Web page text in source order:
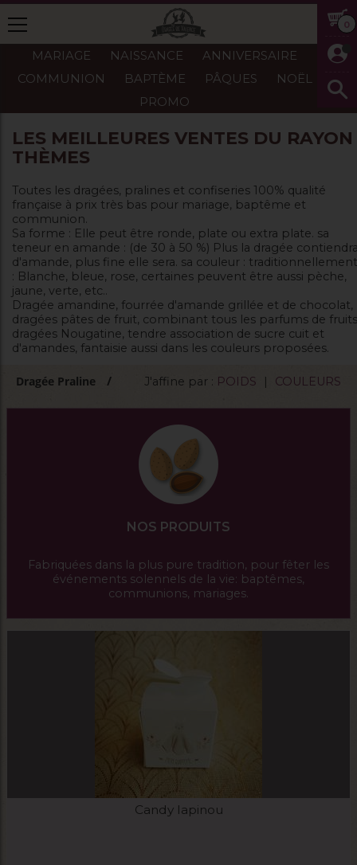
0
MARIAGE NAISSANCE
ANNIVERSAIRE
COMMUNION
BAPTÈME PÂQUES
NOËL
PROMO
LES MEILLEURES VENTES DU RAYON
THÈMES
Toutes les dragées, pralines et confiseries 100% qualité
française à prix très bas pour mariage, baptême et
communion.
Sa forme : Elle peut être ronde, plate ou extra plate. sa
teneur en amande : (de 30 à 50 %) Plus la dragée
d'amande, plus fine elle sera. sa couleur : traditionnellement
: Blanche, bleue, rose, certaines peuvent être aussi pèche,
jaune, verte, etc..
Dragée amandine, fourrée d'amande grillée et de chocolat,
dragées pâtes de fruit, combinant tous les parfums de
dragées Nougatine, tendre association de sucre cuit et
d'amandes, fantaisie aussi dans les couleurs proposées.
Dragée Praline J'affine par : POIDS | COULEURS
NOS PRODUITS
Fabriquées dans la plus pure tradition, pour fêter les
événements solennels de la vie: baptêmes,
communions, mariages.
Candy lapinou